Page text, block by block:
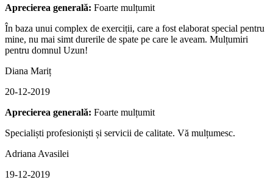
Aprecierea generală: Foarte mulțumit
În baza unui complex de exerciții, care a fost elaborat special pentru
mine, nu mai simt durerile de spate pe care le aveam. Mulțumiri
pentru domnul Uzun!
Diana Mariț
20-12-2019
Aprecierea generală: Foarte mulțumit
Specialiști profesioniști și servicii de calitate. Vă mulțumesc.
Adriana Avasilei
19-12-2019